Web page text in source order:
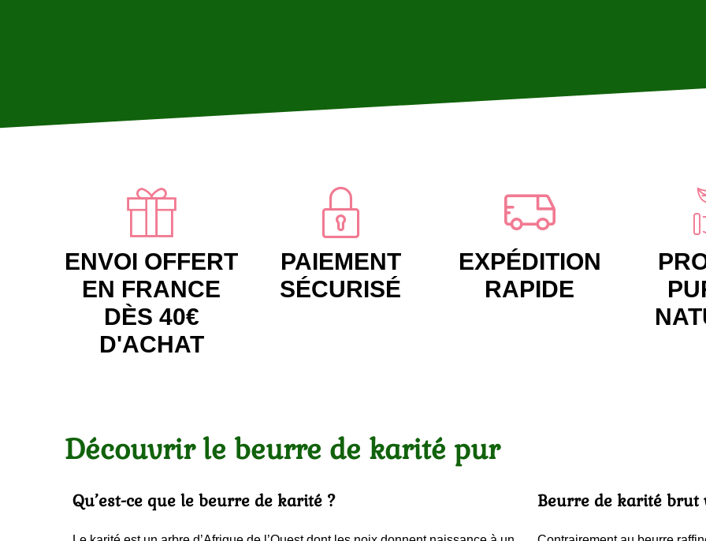
ENVOI OFFERT
EN FRANCE
DÈS 40€
D'ACHAT
PAIEMENT
SÉCURISÉ
EXPÉDITION
RAPIDE
Découvrir le beurre de karité pur
Qu’est-ce que le beurre de karité ? Beurre de karité brut